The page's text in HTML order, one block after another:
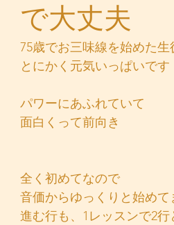
で大丈夫
75歳でお三味線を始めた生
とにかく元気いっぱいです
パワーにあふれていて
面白くって前向き
全く初めてなので
音価からゆっくりと始めて
進む行も、1レッスンで2行